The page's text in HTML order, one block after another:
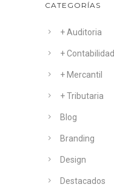
CATEGORÍAS
+ Auditoria
+ Contabilidad
+ Mercantil
+ Tributaria
Blog
Branding
Design
Destacados